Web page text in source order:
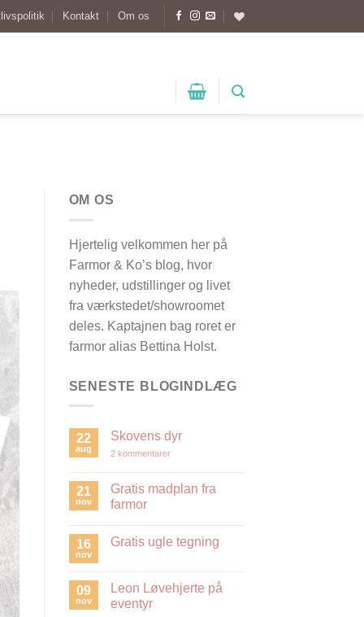
Kontakt Om os
OM OS
Hjertelig velkommen her på
Farmor & Ko’s blog, hvor
nyheder, udstillinger og livet
fra værkstedet/showroomet
deles. Kaptajnen bag roret er
farmor alias Bettina Holst.
SENESTE BLOGINDLÆG
22
aug
Skovens dyr
2 kommentarertil
21
nov
Gratis madplan fra
farmor
til
farmor
16
nov
Gratis ugle tegning
Gratis
ugle
tegning
09
nov
Leon Løvehjerte på
eventyr